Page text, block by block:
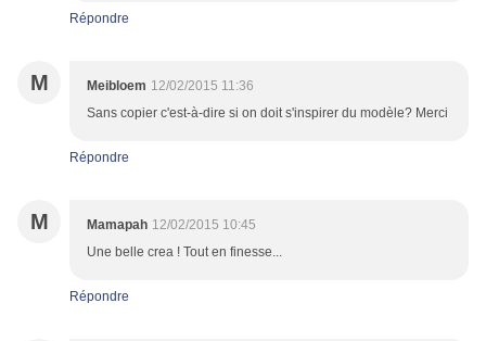
Répondre
M Meibloem 12/02/2015 11:36
Sans copier c'est-à-dire si on doit s'inspirer du modèle? Merci
Répondre
M Mamapah 12/02/2015 10:45
Une belle crea ! Tout en finesse...
Répondre